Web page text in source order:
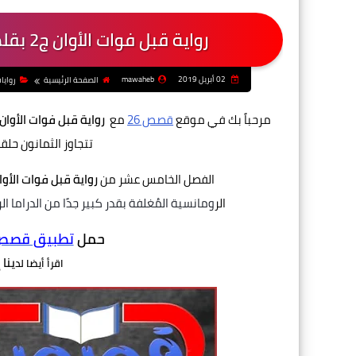
رواية قبل فوات الأوان ج2 بقلم إسراء عبدالقادر - الفصل الخامس عشر
mawaheb الصفحة الرئيسية
مرحباً بك في موقعقصص 26 مع رواية قبل فوات
تتجاوز الثمانون
الفصل الخامس عشر منرواية قبل فوات
الرومانسيةالمُغلفةبقدر كبير جدًا من الدراما
حملتطبيق قصص
اقرأ أيضا لد